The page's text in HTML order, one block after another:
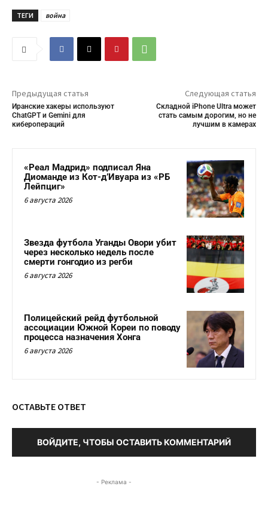
ТЕГИ война
Предыдущая статья
Иранские хакеры используют
ChatGPT и Gemini для
киберопераций
Следующая статья
Складной iPhone Ultra может
стать самым дорогим, но не
лучшим в камерах
«Реал Мадрид» подписал Яна
Диоманде из Кот-д’Ивуара из «РБ
Лейпциг»
6 августа 2026
Звезда футбола Уганды Овори убит
через несколько недель после
смерти гонгодио из регби
6 августа 2026
Полицейский рейд футбольной
ассоциации Южной Кореи по поводу
процесса назначения Хонга
6 августа 2026
ОСТАВЬТЕ ОТВЕТ
ВОЙДИТЕ, ЧТОБЫ ОСТАВИТЬ КОММЕНТАРИЙ
- Реклама -